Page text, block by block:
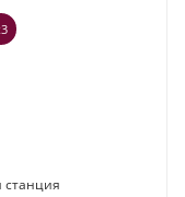
станция